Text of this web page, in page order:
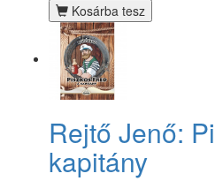
Kosárba tesz
Rejtő Jenő:
kapitány